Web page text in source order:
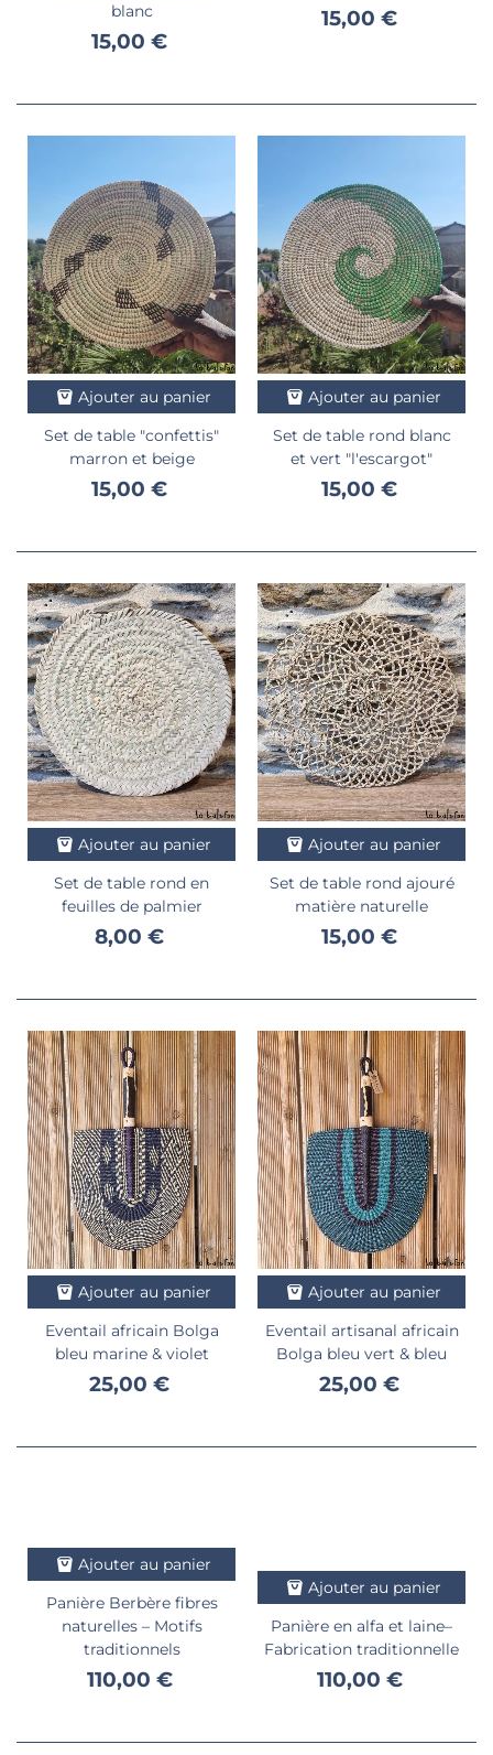
blanc
15,00 €
15,00 €
Ajouter au panier
Set de table "confettis"
marron et beige
15,00 €
Ajouter au panier
Set de table rond blanc
et vert "l'escargot"
15,00 €
Ajouter au panier
Set de table rond en
feuilles de palmier
8,00 €
Ajouter au panier
Set de table rond ajouré
matière naturelle
15,00 €
Ajouter au panier
Eventail africain Bolga
bleu marine & violet
25,00 €
Ajouter au panier
Eventail artisanal africain
Bolga bleu vert & bleu
25,00 €
Ajouter au panier
Panière Berbère fibres
naturelles – Motifs
traditionnels
110,00 €
Ajouter au panier
Panière en alfa et laine–
Fabrication traditionnelle
110,00 €